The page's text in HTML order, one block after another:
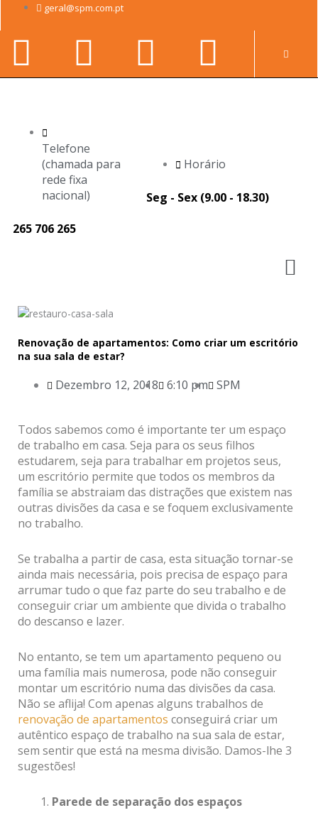
content
geral@spm.com.pt
Facebook-
f
Youtube
Linkedin-
in
Telefone
(chamada para
rede fixa
nacional)
265 706 265
Horário
Seg - Sex (9.00 - 18.30)
Renovação de apartamentos: Como criar um escritório
na sua sala de estar?
Dezembro 12, 2018 6:10 pm SPM
Todos sabemos como é importante ter um espaço
de trabalho em casa. Seja para os seus filhos
estudarem, seja para trabalhar em projetos seus,
um escritório permite que todos os membros da
família se abstraiam das distrações que existem nas
outras divisões da casa e se foquem exclusivamente
no trabalho.
Se trabalha a partir de casa, esta situação tornar-se
ainda mais necessária, pois precisa de espaço para
arrumar tudo o que faz parte do seu trabalho e de
conseguir criar um ambiente que divida o trabalho
do descanso e lazer.
No entanto, se tem um apartamento pequeno ou
uma família mais numerosa, pode não conseguir
montar um escritório numa das divisões da casa.
Não se aflija! Com apenas alguns trabalhos de
renovação de apartamentos conseguirá criar um
autêntico espaço de trabalho na sua sala de estar,
sem sentir que está na mesma divisão. Damos-lhe 3
sugestões!
Parede de separação dos espaços